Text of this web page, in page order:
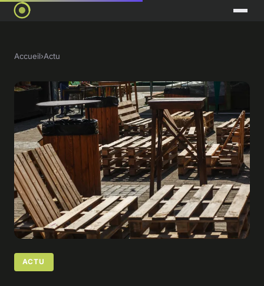
Accueil›Actu
ACTU